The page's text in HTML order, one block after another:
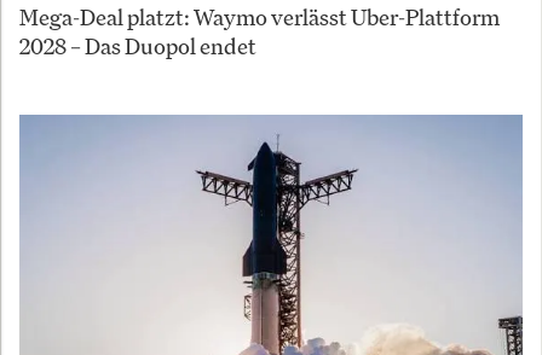
Mega-Deal platzt: Waymo verlässt Uber-Plattform
2028 – Das Duopol endet